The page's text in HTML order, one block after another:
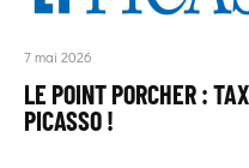
7 mai 2026
LE POINT PORCHER :
PICASSO !